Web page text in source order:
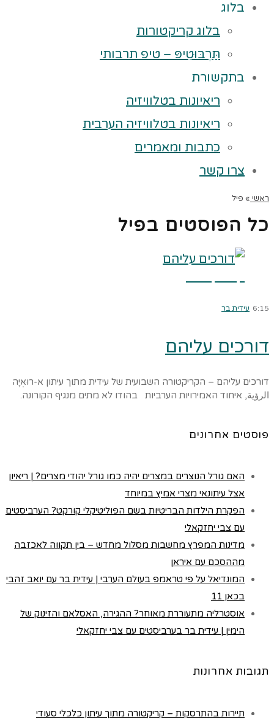
בלוג
בלוג קריקטורות
תַּרְבּוּטִיפּ – טיפ תרבותי
בתקשורת
ריאיונות בטלוויזיה
ריאיונות בטלוויזיה הערבית
כתבות ומאמרים
צרו קשר
ראשי » פיל
כל הפוסטים בפיל
6:15 עידית בר
דורכים עליהם
דורכים עליהם – הקריקטורה השבועית של עידית מתוך עיתון א-רוּאְיָה
الرؤية, איחוד האמירויות הערביות בהודו לא מתים מנגיף הקורונה.
פוסטים אחרונים
האם גורל הנוצרים במצרים יהיה כמו גורל יהודי מצרים? | ריאיון
אצל עיתונאי מצרי אמיץ במיוחד
הפקרת הילדות הבריטיות בשם הפוליטיקלי קורקט? הערביסטים
עם צבי יחזקאלי
מדינות המפרץ מחשבות מסלול מחדש – בין תקווה לאכזבה
מההסכם עם איראן
המונדיאל על פי טראמפ בעולם הערבי | עידית בר עם יואב זהבי
בכאן 11
אוסטרליה מתעוררת מאוחר? ההגירה, האסלאם והזינוק של
הימין | עידית בר בערביסטים עם צבי יחזקאלי
תגובות אחרונות
תיירות בהתרסקות – קריקטורה מתוך עיתון כלכלי סעודי